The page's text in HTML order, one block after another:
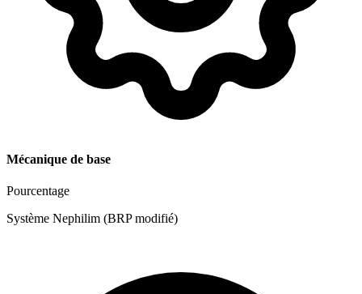
Mécanique de base
Pourcentage
Système Nephilim (BRP modifié)